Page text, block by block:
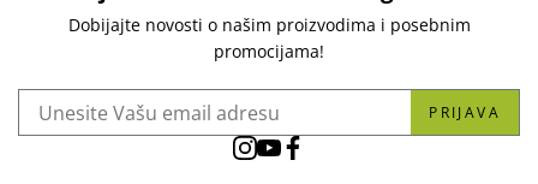
Dobijajte novosti o našim proizvodima i posebnim
promocijama!
PRIJAVA